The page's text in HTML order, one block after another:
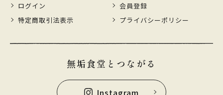
ログイン
会員登録
特定商取引法表示
プライバシーポリシー
無垢食堂とつながる
Instagram